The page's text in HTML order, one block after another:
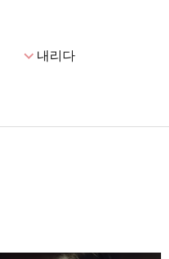
expand_more내리다